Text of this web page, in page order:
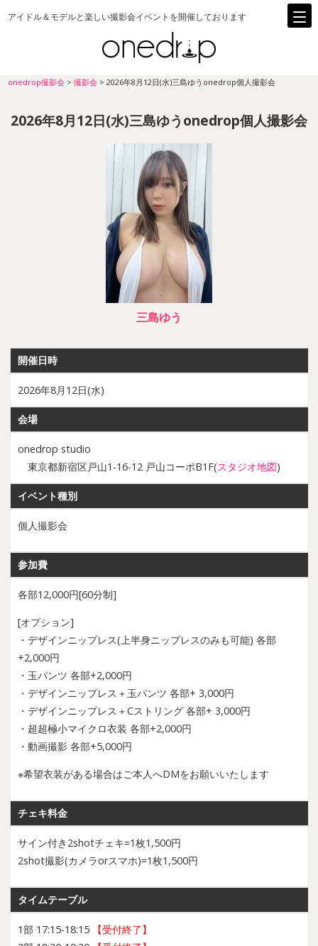
アイドル＆モデルと楽しい撮影会イベントを開催しております
onedrop撮影会 >撮影会 >2026年8月12日(水)三島ゆうonedrop個人撮影会
2026年8月12日(水)三島ゆうonedrop個人撮影会
三島ゆう
開催日時
2026年8月12日(水)
会場
onedrop studio
東京都新宿区戸山1-16-12 戸山コーポB1F(スタジオ地図)
イベント種別
個人撮影会
参加費
各部12,000円[60分制]
[オプション]
・デザインニップレス(上半身ニップレスのみも可能) 各部
+2,000円
・玉パンツ 各部+2,000円
・デザインニップレス＋玉パンツ 各部+ 3,000円
・デザインニップレス＋Cストリング 各部+ 3,000円
・超超極小マイクロ衣装 各部+2,000円
・動画撮影 各部+5,000円
※希望衣装がある場合はご本人へDMをお願いいたします
チェキ料金
サイン付き2shotチェキ=1枚1,500円
2shot撮影(カメラorスマホ)=1枚1,500円
タイムテーブル
1部 17:15-18:15
【受付終了】